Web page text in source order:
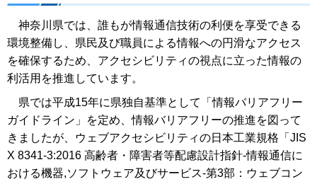
神奈川県では、誰もが情報通信技術の利便を享受できる
環境整備し、県民及び職員による情報への円滑なアクセス
を確保するため、アクセシビリティの視点に立った情報の
利活用を推進しています。
県では平成15年に県独自基準として「情報バリアフリー
ガイドライン」を定め、情報バリアフリーの推進を図って
きましたが、ウェブアクセシビリティの日本工業規格「JIS
X 8341-3:2016 高齢者・障害者等配慮設計指針-情報通信に
おける機器,ソフトウェア及びサービス-第3部：ウェブコン